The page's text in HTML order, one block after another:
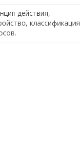
действия,
классификация